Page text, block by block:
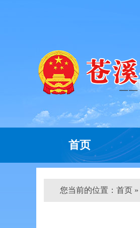
首页
您当前的位置： 首页